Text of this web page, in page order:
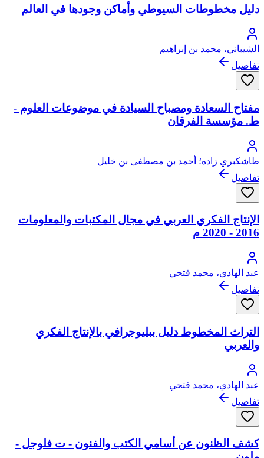
دليل مخطوطات السيوطي وأماكن وجودها في العالم
الشيباني، محمد بن إبراهيم
تفاصيل
مفتاح السعادة ومصباح السيادة في موضوعات العلوم -
ط. مؤسسة الفرقان
طاشكبري زاده؛ أحمد بن مصطفى بن خليل
تفاصيل
الإنتاج الفكري العربي في مجال المكتبات والمعلومات
2016 - 2020 م
عبد الهادي، محمد فتحي
تفاصيل
التراث المخطوط دليل ببليوجرافي بالإنتاج الفكري
والعربي
عبد الهادي، محمد فتحي
تفاصيل
كشف الظنون عن أسامي الكتب والفنون - ت فلوجل -